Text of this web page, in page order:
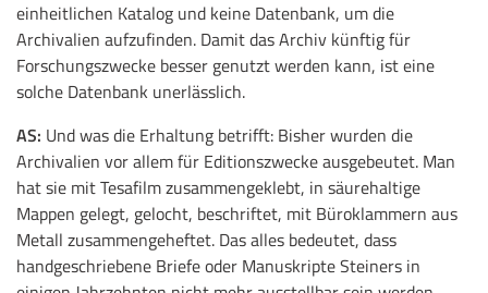
einheitlichen Katalog und keine Datenbank, um die
Archivalien aufzufinden. Damit das Archiv künftig für
Forschungszwecke besser genutzt werden kann, ist eine
solche Datenbank unerlässlich.
AS: Und was die Erhaltung betrifft: Bisher wurden die
Archivalien vor allem für Editionszwecke ausgebeutet. Man
hat sie mit Tesafilm zusammengeklebt, in säurehaltige
Mappen gelegt, gelocht, beschriftet, mit Büroklammern aus
Metall zusammengeheftet. Das alles bedeutet, dass
handgeschriebene Briefe oder Manuskripte Steiners in